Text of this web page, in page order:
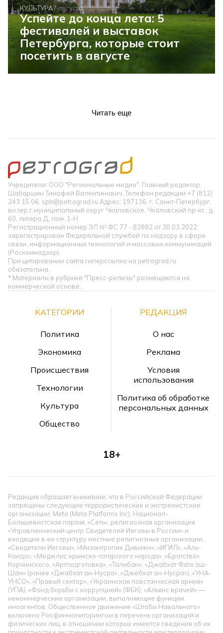
КУЛЬТУРА7 августа
Успейте до конца лета: 5
фестивалей и выставок
Петербурга, которые стоит
посетить в августе
Читать еще
Учредители: ООО "Региональные медиа". Главный редактор:
Шабаршин Тимофей Валентинович. Телефон редакции +7 (812)
243 15 06, spb@petrograd.ru Адрес: 197136, г. Санкт-Петербург,
вн.тер.г.муниципальный округ Чкаловское, Чкаловский пр-кт., д.
60, литера Д, пом. 1-Н
Регистрационный номер ЭЛ № ФС 77 - 82882 от 30.03.2022
зарегистрирован Федеральной службой по надзору в сфере
связи, информационных технологий и массовых коммуникаций
(Роскомнадзор).
При цитировании сайта гиперссылка на petrograd.ru
обязательна.
* Материалы в рубрике "Пресс-релизы" размещаются на
коммерческой основе.
КАТЕГОРИИ
Политика
Экономика
Происшествия
Технологии
Культура
Общество
РЕДАКЦИЯ
О нас
Реклама
Условия
использования
Политика об обработке
персональных данных
18+
Редакция обращает внимание, что в Российской Федерации
запрещены следующие террористические и экстремистские
организации: Meta (Meta Platforms Inc), Национал-
Большевистская партия, «Сеть», религиозная организация
«Управленческий центр Свидетелей Иеговы в России» и
входящие в ее структуру местные религиозные организации,
«Свидетели Иеговы», «Мизантропик Дивижн», «ИГИЛ», «Аль-
Каида», «Меджлис крымско-татарского народа», «Братство»
Корчинского, «Артподготовка», «Талибан», «Джабхат Фатх аш-
Шам» (ранее «Джабхат ан-Нусра», «Джебхат ан-Нусра»), «УНА-
УНСО», «Правый сектор», «Украинская повстанческая армия»
(УПА). «Фонд борьбы с коррупцией» (ФБК), «Альянс врачей» —
некоммерческие организации, выполняющие функции
иноагентов. Общественное движение «Штабы Навального»
включено Росфинмониторингом в перечень организаций и
физических лиц, в отношении которых имеются сведения об их